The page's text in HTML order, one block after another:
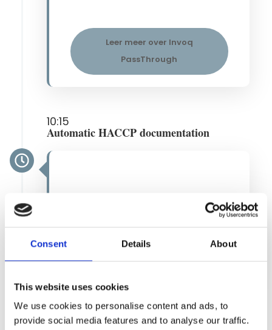
Consent Details About
This website uses cookies
We use cookies to personalise content and ads, to
provide social media features and to analyse our traffic.
Leer meer over Invoq
PassThrough
10:15
Automatic HACCP documentation
Na elke kookcyclus worden HACCP-
formaat, zodat naleving van
voedselveiligheidsvoorschriften
14:00